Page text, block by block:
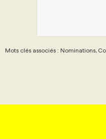
Mots clés associés : Nominations,